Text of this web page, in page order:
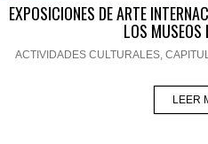
EXPOSICIONES DE ARTE
LOS MUSEOS
ACTIVIDADES CULTURALES,
LEER